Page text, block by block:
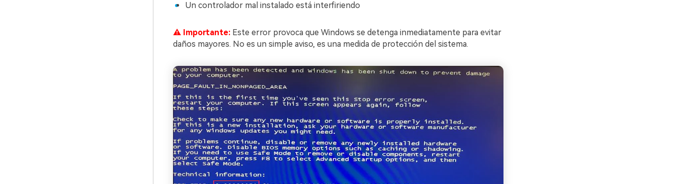
Un controlador mal instalado está interfiriendo
⚠ Importante: Este error provoca que Windows se detenga inmediatamente para evitar
daños mayores. No es un simple aviso, es una medida de protección del sistema.